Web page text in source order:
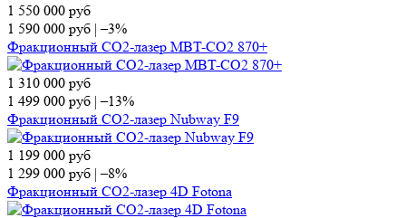
1 550 000 руб
1 590 000 руб |–3%
Фракционный СО2-лазер MBT-CO2 870+
1 310 000 руб
1 499 000 руб |–13%
Фракционный СО2-лазер Nubway F9
1 199 000 руб
1 299 000 руб |–8%
Фракционный СО2-лазер 4D Fotona